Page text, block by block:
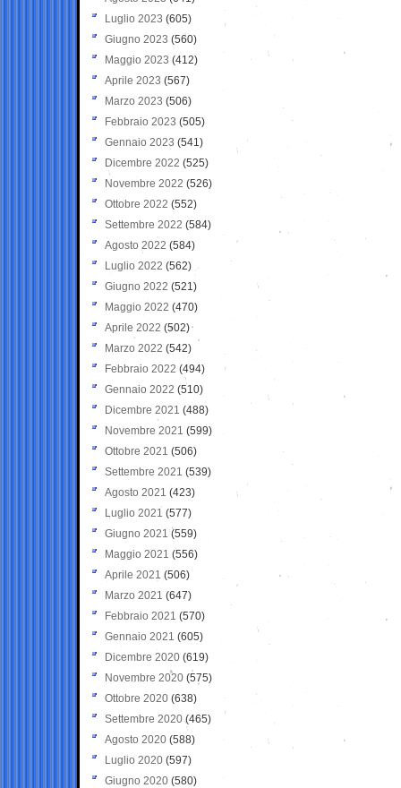
Luglio 2023 (605)
Giugno 2023 (560)
Maggio 2023 (412)
Aprile 2023 (567)
Marzo 2023 (506)
Febbraio 2023 (505)
Gennaio 2023 (541)
Dicembre 2022 (525)
Novembre 2022 (526)
Ottobre 2022 (552)
Settembre 2022 (584)
Agosto 2022 (584)
Luglio 2022 (562)
Giugno 2022 (521)
Maggio 2022 (470)
Aprile 2022 (502)
Marzo 2022 (542)
Febbraio 2022 (494)
Gennaio 2022 (510)
Dicembre 2021 (488)
Novembre 2021 (599)
Ottobre 2021 (506)
Settembre 2021 (539)
Agosto 2021 (423)
Luglio 2021 (577)
Giugno 2021(559)
Maggio 2021 (556)
Aprile 2021 (506)
Marzo 2021 (647)
Febbraio 2021 (570)
Gennaio 2021 (605)
Dicembre 2020 (619)
Novembre 2020 (575)
Ottobre 2020 (638)
Settembre 2020(465)
Agosto 2020 (588)
Luglio 2020 (597)
Giugno 2020 (580)